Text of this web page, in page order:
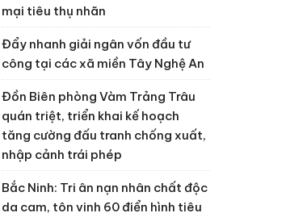
mại tiêu thụ nhãn
Đẩy nhanh giải ngân vốn đầu tư
công tại các xã miền Tây Nghệ An
Đồn Biên phòng Vàm Trảng Trâu
quán triệt, triển khai kế hoạch
tăng cường đấu tranh chống xuất,
nhập cảnh trái phép
Bắc Ninh: Tri ân nạn nhân chất độc
da cam, tôn vinh 60 điển hình tiêu